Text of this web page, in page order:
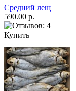
Средний лещ
590.00 р.
Купить